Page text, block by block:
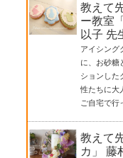
教えて
ー教室
以子 先
アイシング
に、お砂糖
ションした
性たちに大
ご自宅で行
教えて
カ」 藤